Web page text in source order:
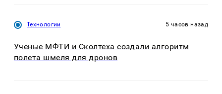
Технологии 5 часов назад
Ученые МФТИ и Сколтеха создали алгоритм
полета шмеля для дронов